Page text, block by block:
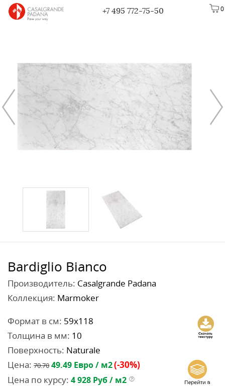
0
+7 495 772-75-50
Bardiglio Bianco
Производитель: Casalgrande Padana
Коллекция: Marmoker
Формат в см: 59x118
Толщина в мм: 10
Поверхность: Naturale
Цена: 70.70 49.49 Евро / м2(-30%)
Цена по курсу: 4 928 Руб / м2